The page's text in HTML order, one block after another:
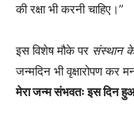
की रक्षा भी करनी चाहिए।”
इस विशेष मौके पर संस्थान के
जन्मदिन भी वृक्षारोपण कर
मेरा जन्म संभवतः इस दिन